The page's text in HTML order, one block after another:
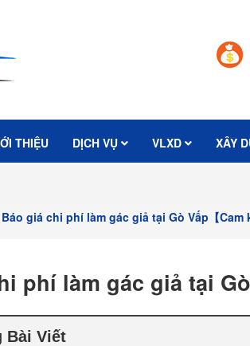
THIỆU DỊCH VỤ VLXD XÂY
Báo giá chi phí làm gác giả tại Gò Vấp【Cam
phí làm gác giả tại Gò
Bài Viết